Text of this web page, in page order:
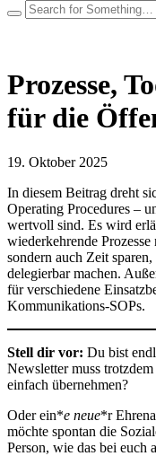
Prozesse,
für die
19. Oktober 2025
In diesem Beitrag dreht
Operating Procedures –
wertvoll sind. Es wird
wiederkehrende
sondern auch Zeit
delegierbar machen.
für verschiedene
Kommunikations-SOPs.
Stell dir vor: Du bist
Newsletter muss
einfach übernehmen?
Oder ein*e neue*r
möchte spontan die
Person, wie das bei euch